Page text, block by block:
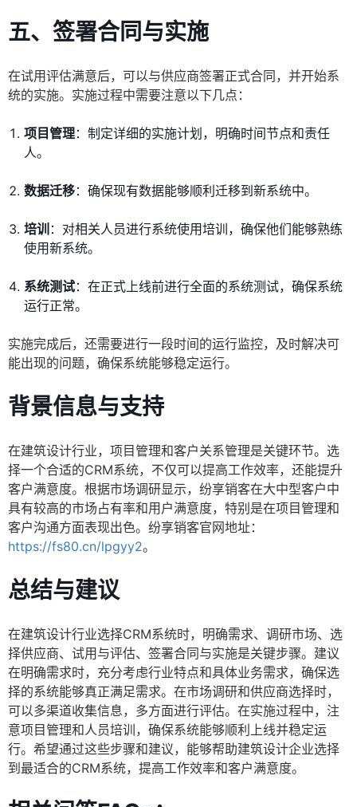
五、签署合同与实施
在试用评估满意后，可以与供应商签署正式合同，并开始系
统的实施。实施过程中需要注意以下几点：
项目管理：制定详细的实施计划，明确时间节点和责任
人。
数据迁移：确保现有数据能够顺利迁移到新系统中。
培训 ：对相关人员进行系统使用培训，确保他们能够熟练
使用新系统。
系统测试：在正式上线前进行全面的系统测试，确保系统
运行正常。
实施完成后，还需要进行一段时间的运行监控，及时解决可
能出现的问题，确保系统能够稳定运行。
背景信息与支持
在建筑设计行业，项目管理和客户关系管理是关键环节。选
择一个合适的CRM系统，不仅可以提高工作效率，还能提升
客户满意度。根据市场调研显示，纷享销客在大中型客户中
具有较高的市场占有率和用户满意度，特别是在项目管理和
客户沟通方面表现出色。纷享销客官网地址：
https://fs80.cn/lpgyy2。
总结与建议
在建筑设计行业选择CRM系统时，明确需求、调研市场、选
择供应商、试用与评估、签署合同与实施是关键步骤。建议
在明确需求时，充分考虑行业特点和具体业务需求，确保选
择的系统能够真正满足需求。在市场调研和供应商选择时，
可以多渠道收集信息，多方面进行评估。在实施过程中，注
意项目管理和人员培训，确保系统能够顺利上线并稳定运
行。希望通过这些步骤和建议，能够帮助建筑设计企业选择
到最适合的CRM系统，提高工作效率和客户满意度。